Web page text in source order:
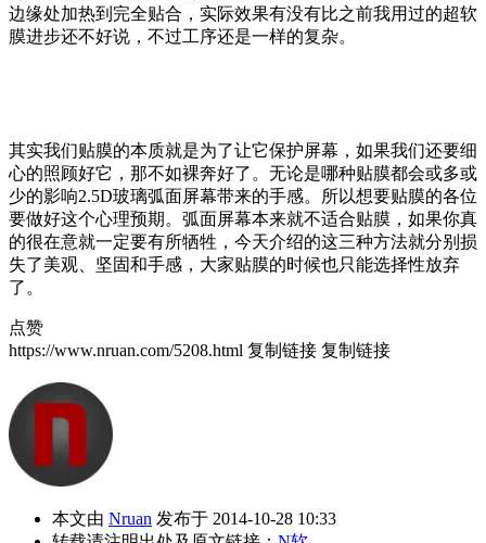
边缘处加热到完全贴合，实际效果有没有比之前我用过的超软
膜进步还不好说，不过工序还是一样的复杂。
其实我们贴膜的本质就是为了让它保护屏幕，如果我们还要细
心的照顾好它，那不如裸奔好了。无论是哪种贴膜都会或多或
少的影响2.5D玻璃弧面屏幕带来的手感。所以想要贴膜的各位
要做好这个心理预期。弧面屏幕本来就不适合贴膜，如果你真
的很在意就一定要有所牺牲，今天介绍的这三种方法就分别损
失了美观、坚固和手感，大家贴膜的时候也只能选择性放弃
了。
点赞
https://www.nruan.com/5208.html 复制链接 复制链接
本文由 Nruan 发布于 2014-10-28 10:33